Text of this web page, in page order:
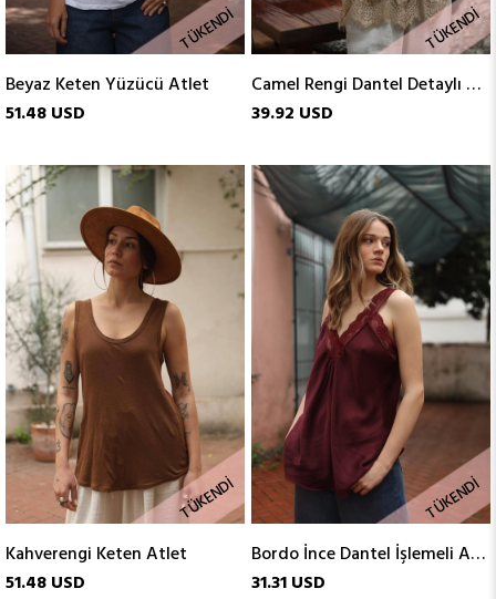
TÜKENDI
Beyaz Keten Yüzücü Atlet
51.48 USD
TÜKENDI
Camel Rengi Dantel Detaylı Atlet
39.92 USD
TÜKENDI
Kahverengi Keten Atlet
51.48 USD
TÜKENDI
Bordo İnce Dantel İşlemeli Atlet
31.31 USD